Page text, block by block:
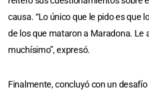
causa. “Lo único que le pido es que
de los que mataron a Maradona. Le
muchísimo”, expresó.
Finalmente, concluyó con un desafío